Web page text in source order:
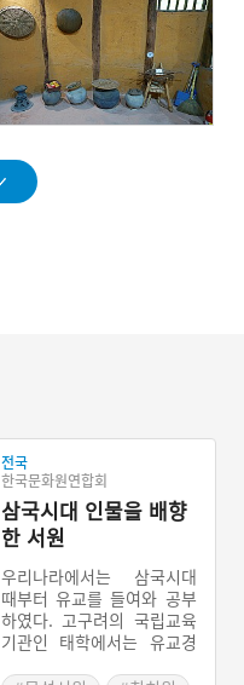
전국
한국문화원연합회
삼국시대 인물을 배향
한 서원
우리나라에서는 삼국시대
때부터 유교를 들여와 공부
하였다. 고구려의 국립교육
기관인 태학에서는 유교경